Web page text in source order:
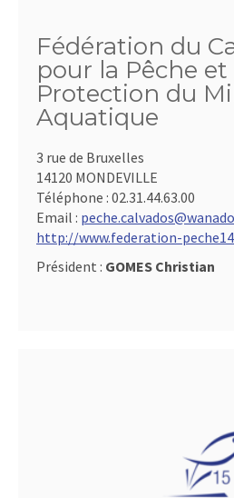
Fédération du
pour la Pêche et
Protection du
Aquatique
3 rue de Bruxelles
14120 MONDEVILLE
Téléphone : 02.31.44.63.00
Email :
http://www.federation-
Président : GOMES Christian